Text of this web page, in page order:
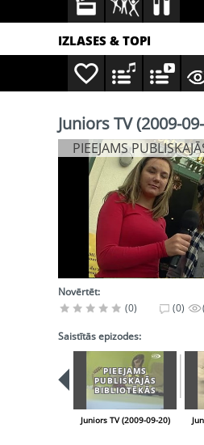
IZLASES & TOPI
Juniors TV (2009-
PIEEJAMS
Novērtēt:
(0)
(0)
Saistītās epizodes:
PIEEJAMS
PUBLISKAJĀS
BIBLIOTĒKĀS
Juniors TV (2009-09-20)